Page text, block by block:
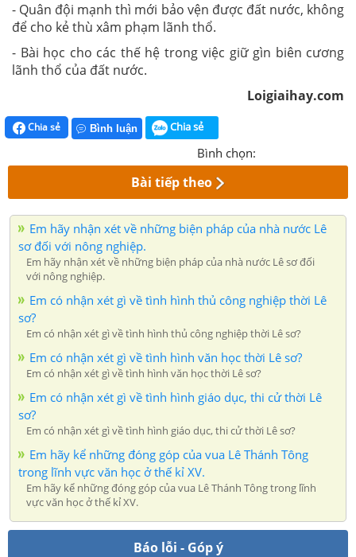
- Quân đội mạnh thì mới bảo vện được đất nước, không
để cho kẻ thù xâm phạm lãnh thổ.
- Bài học cho các thế hệ trong việc giữ gìn biên cương
lãnh thổ của đất nước.
Loigiaihay.com
Chia sẻ Bình luận Chia sẻ
Bình chọn:
Bài tiếp theo
Em hãy nhận xét về những biện pháp của nhà nước Lê
sơ đối với nông nghiệp.
Em hãy nhận xét về những biện pháp của nhà nước Lê sơ đối
với nông nghiệp.
Em có nhận xét gì về tình hình thủ công nghiệp thời Lê
sơ?
Em có nhận xét gì về tình hình thủ công nghiệp thời Lê sơ?
Em có nhận xét gì về tình hình văn học thời Lê sơ?
Em có nhận xét gì về tình hình văn học thời Lê sơ?
Em có nhận xét gì về tình hình giáo dục, thi cử thời Lê
sơ?
Em có nhận xét gì về tình hình giáo dục, thi cử thời Lê sơ?
Em hãy kể những đóng góp của vua Lê Thánh Tông
trong lĩnh vực văn học ở thế kỉ XV.
Em hãy kể những đóng góp của vua Lê Thánh Tông trong lĩnh
vực văn học ở thế kỉ XV.
Báo lỗi - Góp ý